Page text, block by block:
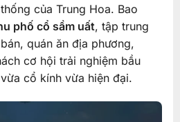
của Trung Hoa. Bao
phố cổ sầm uất, tập trung
quán ăn địa phương,
cơ hội trải nghiệm bầu
cổ kính vừa hiện đại.